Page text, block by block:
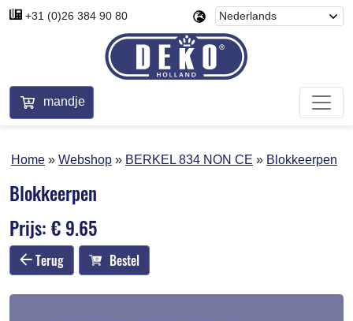
+31 (0)26 384 90 80
mandje
Home Webshop BERKEL 834 NON CE Blokkeerpen
Blokkeerpen
Prijs: € 9.65
Terug Bestel